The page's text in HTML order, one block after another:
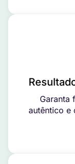
Garanta
autêntico e